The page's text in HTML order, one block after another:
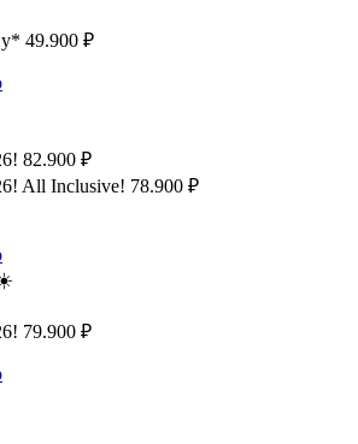
49.900 ₽
82.900 ₽
All Inclusive! 78.900 ₽
79.900 ₽